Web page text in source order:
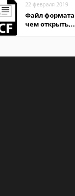
22 февраля 2019
Файл
чем открыть,